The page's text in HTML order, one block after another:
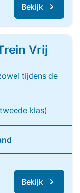
Bekijk
Vrij
tijdens de
klas)
Bekijk